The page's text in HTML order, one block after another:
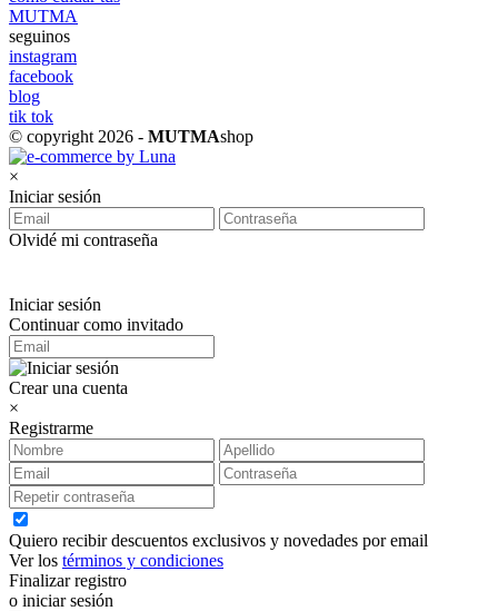
MUTMA
seguinos
instagram
facebook
blog
tik tok
© copyright 2026 - MUTMAshop
×
Iniciar sesión
Olvidé mi contraseña
Iniciar sesión
Continuar como invitado
Crear una cuenta
×
Registrarme
Quiero recibir descuentos exclusivos y novedades por email
Ver los términos y condiciones
Finalizar registro
o iniciar sesión